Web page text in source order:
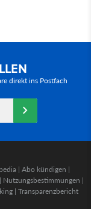
direkt ins Postfach
| Abo kündigen |
| Nutzungsbestimmungen |
| Transparenzbericht